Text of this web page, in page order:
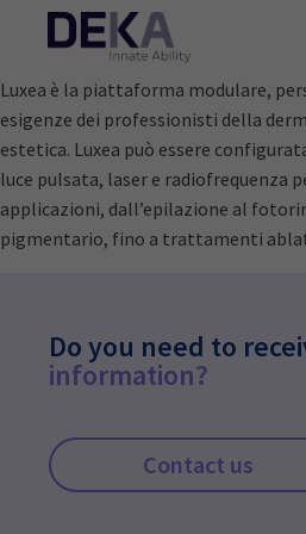
Luxea è la piattaforma modulare,
esigenze dei professionisti della
estetica. Luxea può essere
luce pulsata, laser e radiofrequenza
applicazioni, dall’epilazione al
pigmentario, fino a trattamenti
Do you need to
information?
Contact us